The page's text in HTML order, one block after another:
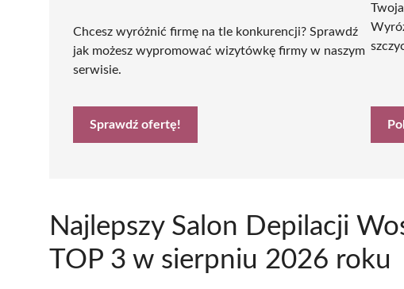
Chcesz wyróżnić firmę na tle konkurencji? Sprawdź
jak możesz wypromować wizytówkę firmy w naszym
serwisie.
Sprawdź ofertę!
Najlepszy Salon Depilacji
TOP 3 w sierpniu 2026 roku